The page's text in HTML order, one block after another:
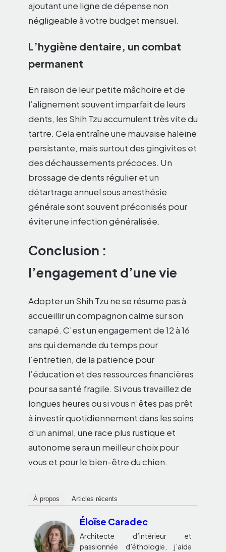
ajoutant une ligne de dépense non
négligeable à votre budget mensuel.
L’hygiène dentaire, un combat
permanent
En raison de leur petite mâchoire et de
l’alignement souvent imparfait de leurs
dents, les Shih Tzu accumulent très vite du
tartre. Cela entraîne une mauvaise haleine
persistante, mais surtout des gingivites et
des déchaussements précoces. Un
brossage de dents régulier et un
détartrage annuel sous anesthésie
générale sont souvent préconisés pour
éviter une infection généralisée.
Conclusion :
l’engagement d’une vie
Adopter un Shih Tzu ne se résume pas à
accueillir un compagnon calme sur son
canapé. C’est un engagement de 12 à 16
ans qui demande du temps pour
l’entretien, de la patience pour
l’éducation et des ressources financières
pour sa santé fragile. Si vous travaillez de
longues heures ou si vous n’êtes pas prêt
à investir quotidiennement dans les soins
d’un animal, une race plus rustique et
autonome sera un meilleur choix pour
vous et pour le bien-être du chien.
À propos Articles récents
Éloïse Caradec
Architecte d’intérieur et
passionnée d’éthologie, j’aide